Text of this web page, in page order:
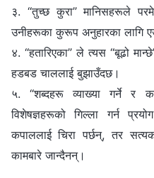
३. “तुच्छ कुरा” मानिसहरूले
उनीहरूका कुरूप अनुहारका लागि
४. “हतारिएका” ले त्यस “बूढो
हडबड चाललाई बुझाउँदछ।
५. “शब्दहरू व्याख्या गर्ने र
विशेषज्ञहरूको गिल्ला गर्न
कपाललाई चिरा पर्छन्, तर
कामबारे जान्दैनन्।